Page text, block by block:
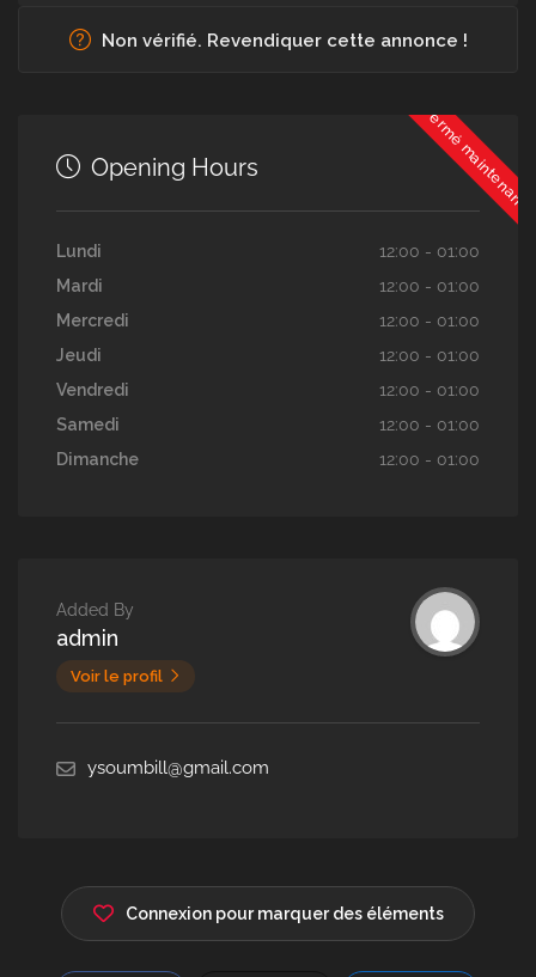
Non vérifié. Revendiquer cette annonce !
Fermé maintenant
Opening Hours
Lundi
12:00 - 01:00
Mardi
12:00 - 01:00
Mercredi
12:00 - 01:00
Jeudi
12:00 - 01:00
Vendredi
12:00 - 01:00
Samedi
12:00 - 01:00
Dimanche
12:00 - 01:00
Added By
admin
Voir le profil
ysoumbill@gmail.com
Connexion pour marquer des éléments